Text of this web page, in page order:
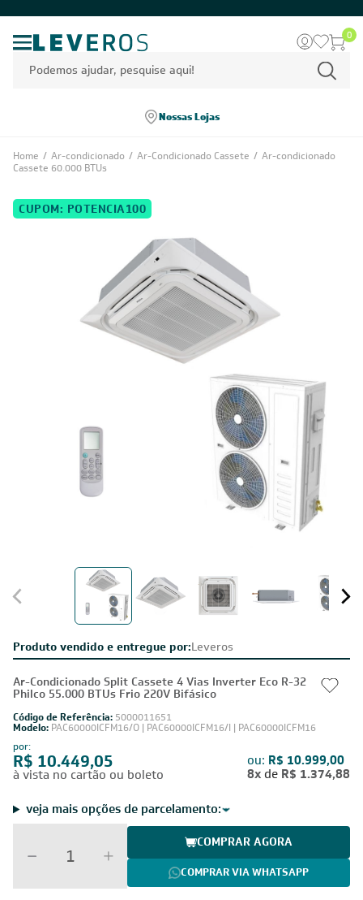
0
Nossas Lojas
Home / Ar-condicionado / Ar-Condicionado Cassete / Ar-condicionado
Cassete 60.000 BTUs
Produto vendido e entregue por:Leveros
Ar-Condicionado Split Cassete 4 Vias Inverter Eco R-32
Philco 55.000 BTUs Frio 220V Bifásico
Código de Referência: 5000011651
Modelo: PAC60000ICFM16/O | PAC60000ICFM16/I | PAC60000ICFM16
por:
R$ 10.449,05
à vista no cartão ou boleto
ou: R$ 10.999,00
8x de R$ 1.374,88
veja mais opções de parcelamento:
COMPRAR AGORA
COMPRAR VIA WHATSAPP
CUPOM: POTENCIA100